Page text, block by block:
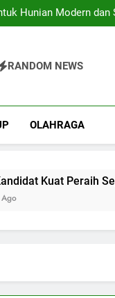
Hunian Modern dan
Emas Piala Dunia
Hunian Modern dan
Emas Piala Dunia
RANDOM NEWS
OLAHRAGA
Kuat Peraih